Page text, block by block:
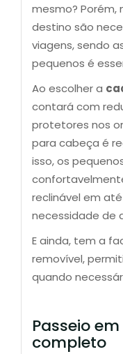
mesmo? Porém,
destino são
viagens, sendo
pequenos é
Ao escolher a
contará com
protetores nos
para cabeça é
isso, os
reclinável em
necessidade de
E ainda, tem a
removível,
quando
Passeio
completo